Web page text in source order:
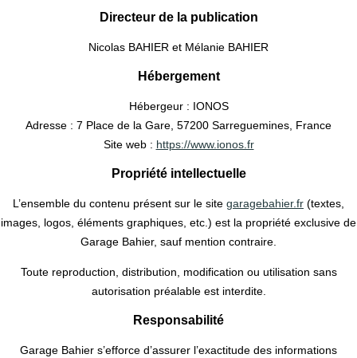
Directeur de la publication
Nicolas BAHIER et Mélanie BAHIER
Hébergement
Hébergeur : IONOS
Adresse : 7 Place de la Gare, 57200 Sarreguemines, France
Site web : https://www.ionos.fr
Propriété intellectuelle
L’ensemble du contenu présent sur le site garagebahier.fr (textes,
images, logos, éléments graphiques, etc.) est la propriété exclusive de
Garage Bahier, sauf mention contraire.
Toute reproduction, distribution, modification ou utilisation sans
autorisation préalable est interdite.
Responsabilité
Garage Bahier s’efforce d’assurer l’exactitude des informations